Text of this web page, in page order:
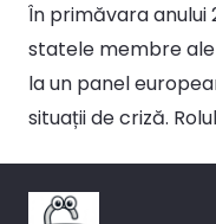
În primăvara anului
statele membre
la un panel
situații de criză.